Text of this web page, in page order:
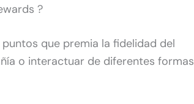
?
que premia la fidelidad del
o interactuar de diferentes formas